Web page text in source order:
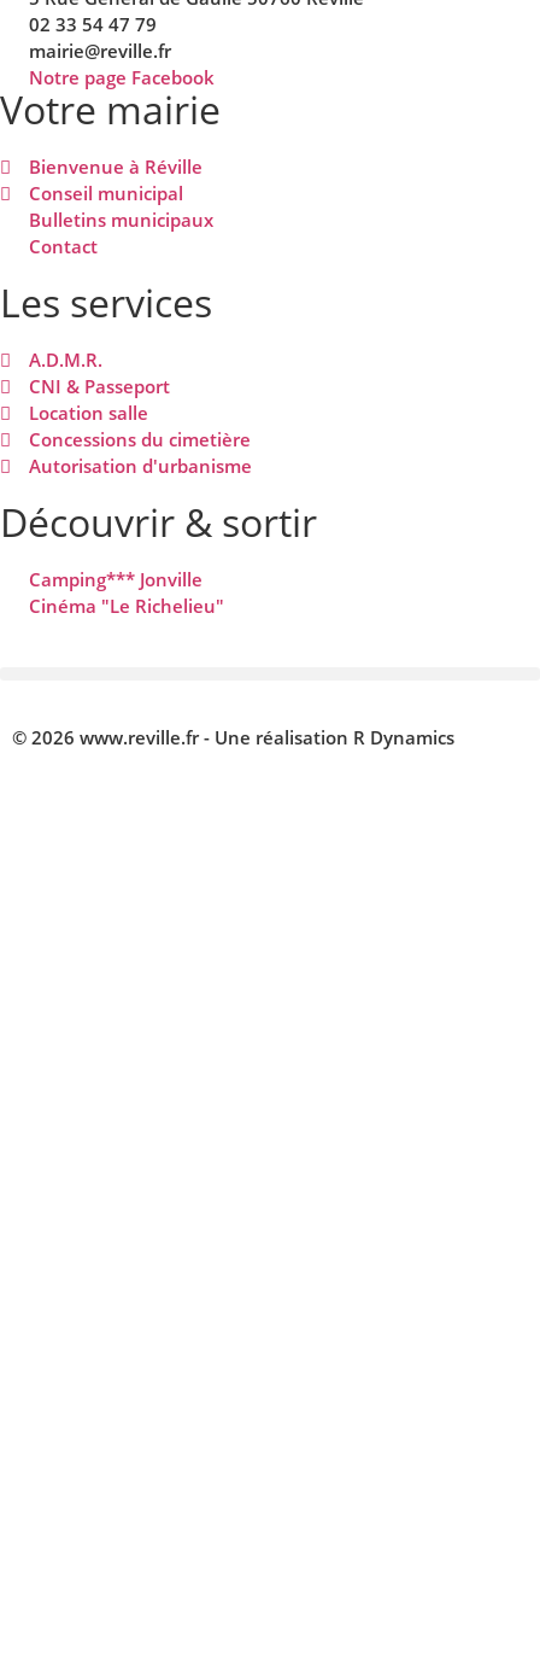
02 33 54 47 79
mairie@reville.fr
Notre page Facebook
Votre mairie
Bienvenue à Réville
Conseil municipal
Bulletins municipaux
Contact
Les services
A.D.M.R.
CNI & Passeport
Location salle
Concessions du cimetière
Autorisation d'urbanisme
Découvrir & sortir
Camping*** Jonville
Cinéma "Le Richelieu"
© 2026 www.reville.fr - Une réalisation R Dynamics